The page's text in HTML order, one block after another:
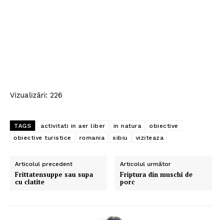
Vizualizări: 226
TAGS activitati in aer liber in natura
obiective
obiective turistice
romania sibiu viziteaza
Articolul precedent
Frittatensuppe sau supa
cu clatite
Articolul următor
Friptura din muschi de
porc